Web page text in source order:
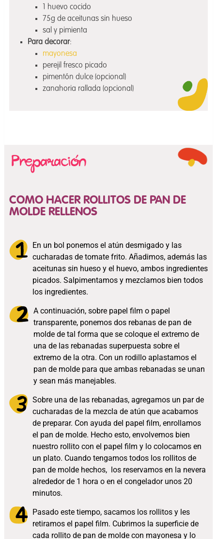
1 huevo cocido
75g de aceitunas sin hueso
sal y pimienta
Para decorar:
mayonesa
perejil fresco picado
pimentón dulce (opcional)
zanahoria rallada (opcional)
COMO HACER ROLLITOS DE PAN DE
MOLDE RELLENOS
En un bol ponemos el atún desmigado y las
cucharadas de tomate frito. Añadimos, además las
aceitunas sin hueso y el huevo, ambos ingredientes
picados. Salpimentamos y mezclamos bien todos
los ingredientes.
A continuación, sobre papel film o papel
transparente, ponemos dos rebanas de pan de
molde de tal forma que se coloque el extremo de
una de las rebanadas superpuesta sobre el
extremo de la otra. Con un rodillo aplastamos el
pan de molde para que ambas rebanadas se unan
y sean más manejables.
Sobre una de las rebanadas, agregamos un par de
cucharadas de la mezcla de atún que acabamos
de preparar. Con ayuda del papel film, enrollamos
el pan de molde. Hecho esto, envolvemos bien
nuestro rollito con el papel film y lo colocamos en
un plato. Cuando tengamos todos los rollitos de
pan de molde hechos, los reservamos en la nevera
alrededor de 1 hora o en el congelador unos 20
minutos.
Pasado este tiempo, sacamos los rollitos y les
retiramos el papel film. Cubrimos la superficie de
cada rollito de pan de molde con mayonesa y lo